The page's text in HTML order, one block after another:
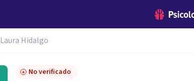
Laura Hidalgo
No verificado